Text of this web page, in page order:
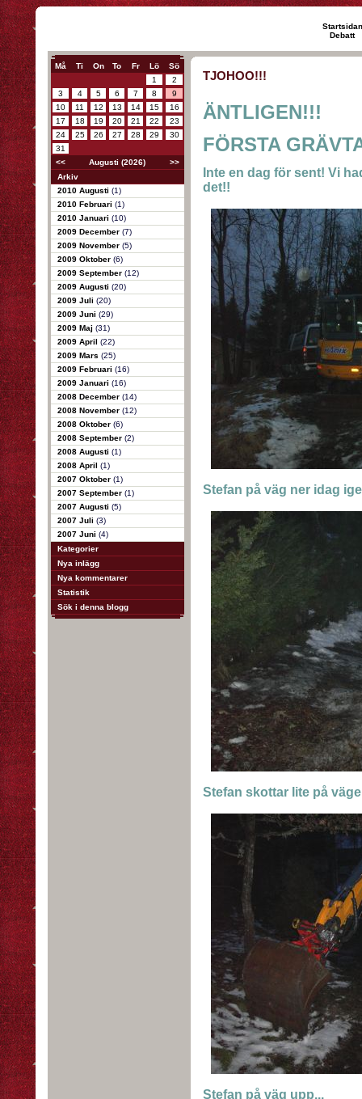
Startsidan
Debatt
Må Ti On To Fr Lö
Sö
1
2
3
4 5 6 7 8
9
10
11 12 13 14 15
16
17
18 19 20 21 22
23
24
25 26 27 28 29
30
31
<<
Augusti (2026)
>>
Arkiv
2010 Augusti (1)
2010 Februari (1)
2010 Januari (10)
2009 December (7)
2009 November (5)
2009 Oktober (6)
2009 September (12)
2009 Augusti (20)
2009 Juli (20)
2009 Juni (29)
2009 Maj (31)
2009 April (22)
2009 Mars (25)
2009 Februari (16)
2009 Januari (16)
2008 December (14)
2008 November (12)
2008 Oktober (6)
2008 September (2)
2008 Augusti (1)
2008 April (1)
2007 Oktober (1)
2007 September (1)
2007 Augusti (5)
2007 Juli (3)
2007 Juni (4)
Kategorier
Nya inlägg
Nya kommentarer
Statistik
Sök i denna blogg
TJOHOO!!!
ÄNTLIGEN!!!
FÖRSTA
Inte en dag för sent! Vi
det!!
Stefan på väg ner idag
Stefan skottar lite på
Stefan på väg upp...